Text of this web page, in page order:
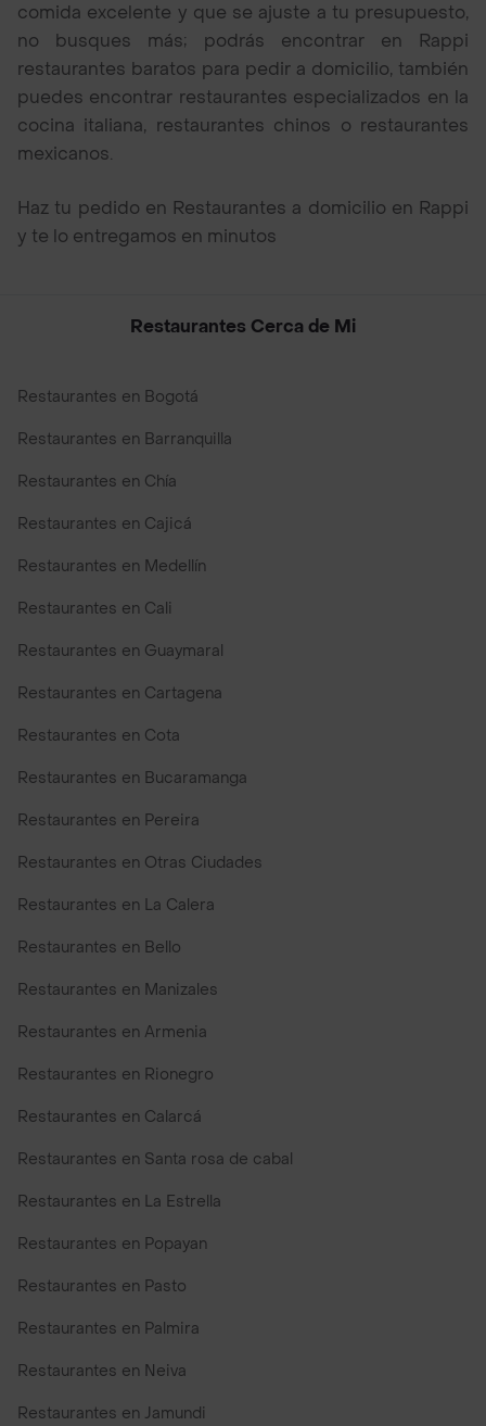
comida excelente y que se ajuste a tu presupuesto,
no busques más; podrás encontrar en Rappi
restaurantes baratos para pedir a domicilio, también
puedes encontrar restaurantes especializados en la
cocina italiana, restaurantes chinos o restaurantes
mexicanos.
Haz tu pedido en Restaurantes a domicilio en Rappi
y te lo entregamos en minutos
Restaurantes Cerca de Mi
Restaurantes en Bogotá
Restaurantes en Barranquilla
Restaurantes en Chía
Restaurantes en Cajicá
Restaurantes en Medellín
Restaurantes en Cali
Restaurantes en Guaymaral
Restaurantes en Cartagena
Restaurantes en Cota
Restaurantes en Bucaramanga
Restaurantes en Pereira
Restaurantes en Otras Ciudades
Restaurantes en La Calera
Restaurantes en Bello
Restaurantes en Manizales
Restaurantes en Armenia
Restaurantes en Rionegro
Restaurantes en Calarcá
Restaurantes en Santa rosa de cabal
Restaurantes en La Estrella
Restaurantes en Popayan
Restaurantes en Pasto
Restaurantes en Palmira
Restaurantes en Neiva
Restaurantes en Jamundi